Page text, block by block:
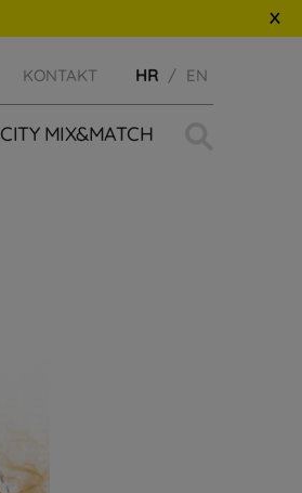
KONTAKT HR EN
CITY MIX&MATCH